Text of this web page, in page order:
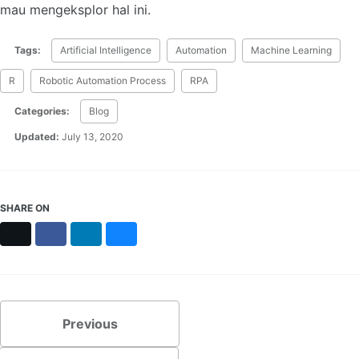
mau mengeksplor hal ini.
Tags: Artificial Intelligence Automation Machine Learning
R Robotic Automation Process RPA
Categories: Blog
Updated: July 13, 2020
SHARE ON
Previous